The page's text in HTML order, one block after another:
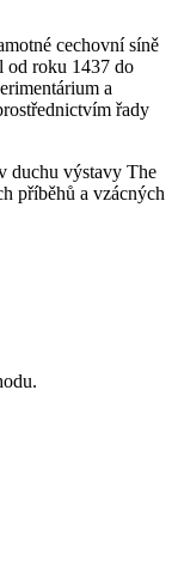
cechovní síně
od roku 1437 do
a
řady
duchu výstavy The
příběhů a vzácných